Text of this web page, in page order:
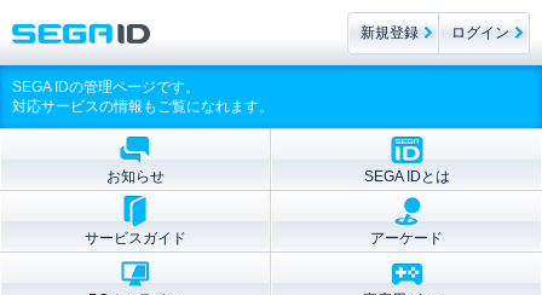
SEGA IDの管理ページです。
対応サービスの情報もご覧になれます。
お知らせ SEGA IDとは
サービスガイド アーケード
新規登録 ログイン